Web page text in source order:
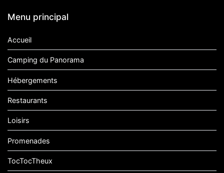
Menu principal
Accueil
Camping du Panorama
Hébergements
Restaurants
Loisirs
Promenades
TocTocTheux